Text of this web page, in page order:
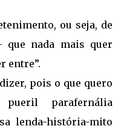
ou seja, de
que nada mais quer
entre”.
pois o que quero
parafernália
lenda-história-mito